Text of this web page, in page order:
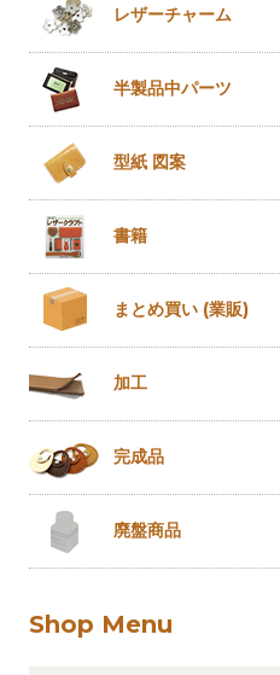
レザーチャーム
半製品中パーツ
型紙 図案
書籍
まとめ買い (業販)
加工
完成品
廃盤商品
Shop Menu